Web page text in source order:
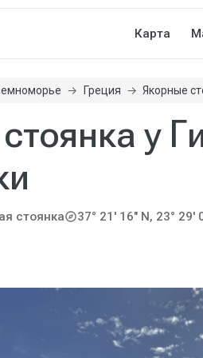
Карта
Греция Якорные
у
стоянкаexplore37° 21' 16" N, 23° 29'